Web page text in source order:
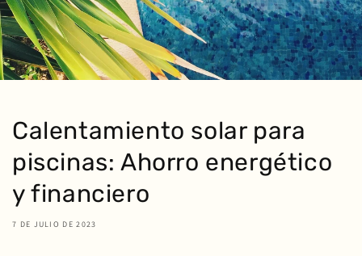
Calentamiento solar para
piscinas: Ahorro energético
y financiero
7 DE JULIO DE 2023